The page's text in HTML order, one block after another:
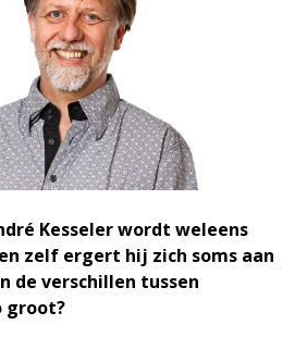
Kesseler wordt weleens
zelf ergert hij zich soms aan
de verschillen tussen
groot?